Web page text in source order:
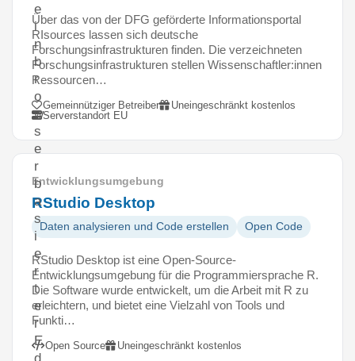
e
i
n
b
r
o
w
s
e
r
b
a
s
i
e
r
t
e
r
E
Über das von der DFG geförderte Informationsportal
RIsources lassen sich deutsche
Forschungsinfrastrukturen finden. Die verzeichneten
Forschungsinfrastrukturen stellen Wissenschaftler:innen
Ressourcen…
Gemeinnütziger Betreiber
Uneingeschränkt kostenlos
Serverstandort EU
Entwicklungsumgebung
RStudio Desktop
Daten analysieren und Code erstellen Open Code
RStudio Desktop ist eine Open-Source-
Entwicklungsumgebung für die Programmiersprache R.
Die Software wurde entwickelt, um die Arbeit mit R zu
erleichtern, und bietet eine Vielzahl von Tools und
Funkti…
Open Source Uneingeschränkt kostenlos